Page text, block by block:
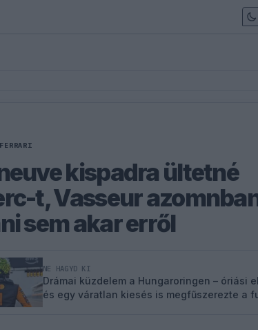
FERRARI
kispadra ültetné
t, Vasseur
sem akar erről
NE HAGYD KI
Drámai küzdelem a Hungaroringen – óriási
és egy váratlan kiesés is megfűszerezte a